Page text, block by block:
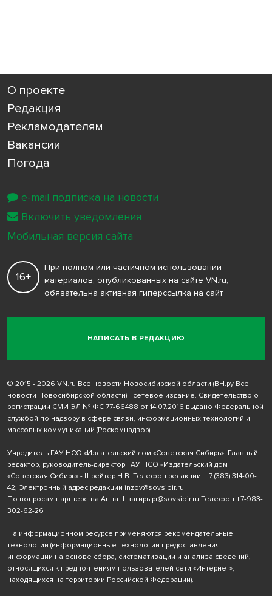
О проекте
Редакция
Рекламодателям
Вакансии
Погода
НАПИСАТЬ В РЕДАКЦИЮ
16+
При полном или частичном использовании
материалов, опубликованных на сайте VN.ru,
обязательна активная гиперссылка на сайт
© 2015 - 2026 VN.ru Все новости Новосибирской области (ВН.ру Все
новости Новосибирской области) - сетевое издание. Свидетельство о
регистрации СМИ ЭЛ № ФС 77-66488 от 14.07.2016 выдано Федеральной
службой по надзору в сфере связи, информационных технологий и
массовых коммуникаций (Роскомнадзор)
Учредитель ГАУ НСО «Издательский дом «Советская Сибирь». Главный
редактор, руководитель-директор ГАУ НСО «Издательский дом
«Советская Сибирь» - Шрейтер Н.В. Телефон редакции + 7 (383) 314-00-
42; Электронный адрес редакции inzov@sovsibir.ru
По вопросам партнерства Анна Швагирь pr@sovsibir.ru Телефон +7-983-
302-62-26
На информационном ресурсе применяются рекомендательные
технологии (информационные технологии предоставления
информации на основе сбора, систематизации и анализа сведений,
относящихся к предпочтениям пользователей сети «Интернет»,
находящихся на территории Российской Федерации).
e-mail подписка на новости
Включить уведомления
Мобильная версия сайта